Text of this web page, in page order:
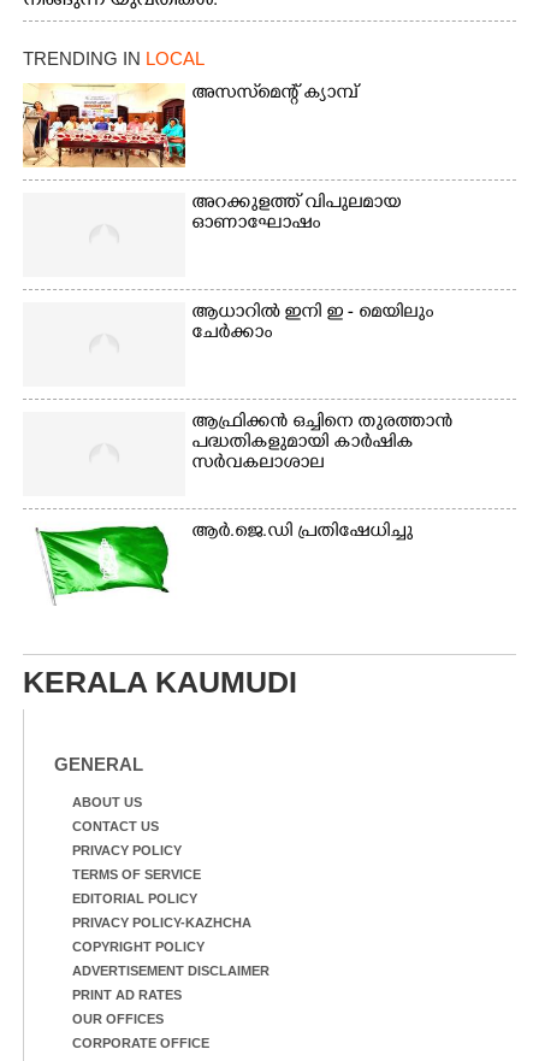
എറണാകുളം മേനകയിൽ
നിന്നുള്ള കാഴ്ച
TRENDING IN LOCAL
അസസ്‌മെന്റ് ക്യാമ്പ്
അറക്കുളത്ത് വിപുലമായ
ഓണാഘോഷം
ആധാറിൽ ഇനി ഇ - മെയിലും
ചേർക്കാം
ആഫ്രിക്കൻ ഒച്ചിനെ തുരത്താൻ
പദ്ധതികളുമായി കാർഷിക
സർവകലാശാല
ആർ.ജെ.ഡി പ്രതിഷേധിച്ചു
KERALA KAUMUDI
GENERAL
ABOUT US
CONTACT US
PRIVACY POLICY
TERMS OF SERVICE
EDITORIAL POLICY
PRIVACY POLICY-KAZHCHA
COPYRIGHT POLICY
ADVERTISEMENT DISCLAIMER
PRINT AD RATES
OUR OFFICES
CORPORATE OFFICE